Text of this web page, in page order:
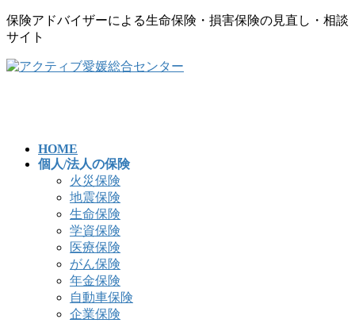
保険アドバイザーによる生命保険・損害保険の見直し・相談
サイト
コ
ナ
HOME
個人/法人の保険
火災保険
地震保険
生命保険
学資保険
医療保険
がん保険
年金保険
自動車保険
企業保険